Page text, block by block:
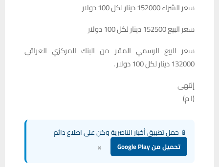
سعر الشراء 152000 دينار لكل 100 دولار
سعر البيع 152500 دينار لكل 100 دولار
سعر البيع الرسمي المقر من البنك المركزي العراقي
132000 دينار لكل 100 دولار .
إنتهى
(ا م)
📱 حمل تطبيق أخبار الناصرية وكن على اطلاع دائم
تحميل من Google Play ×